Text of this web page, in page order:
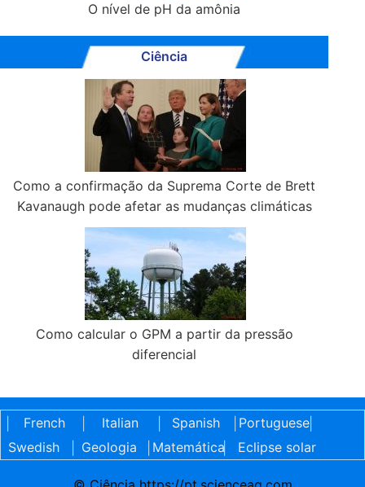
O nível de pH da amônia
Ciência
Como a confirmação da Suprema Corte de Brett
Kavanaugh pode afetar as mudanças climáticas
Como calcular o GPM a partir da pressão
diferencial
French Italian Spanish Portuguese|
Swedish
Geologia Matemática| Eclipse solar